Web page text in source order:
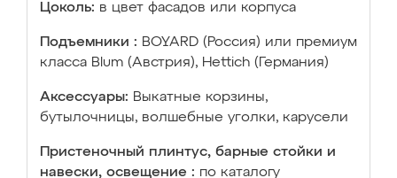
Цоколь: в цвет фасадов или корпуса
Подъемники : BOYARD (Россия) или премиум
класса Blum (Австрия), Hettich (Германия)
Аксессуары: Выкатные корзины,
бутылочницы, волшебные уголки, карусели
Пристеночный плинтус, барные стойки и
навески, освещение : по каталогу